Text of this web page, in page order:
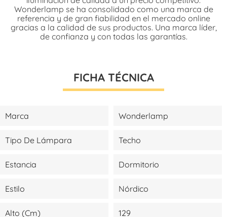
Wonderlamp se ha consolidado como una marca de
referencia y de gran fiabilidad en el mercado online
gracias a la calidad de sus productos. Una marca líder,
de confianza y con todas las garantías.
FICHA TÉCNICA
Marca Wonderlamp
Tipo De Lámpara Techo
Estancia Dormitorio
Estilo Nórdico
Alto (cm) 129